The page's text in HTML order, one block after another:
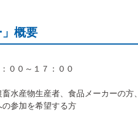
」概要
０～１７：００
水産物生産者、食品メーカーの方、
加を希望する方